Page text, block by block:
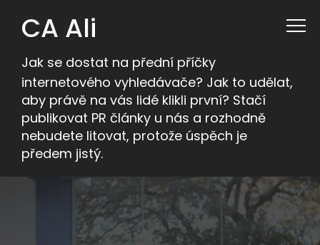
CA Ali
Jak se dostat na přední příčky
internetového vyhledávače? Jak to udělat,
aby právě na vás lidé klikli první? Stačí
publikovat PR články u nás a rozhodně
nebudete litovat, protože úspěch je
předem jistý.